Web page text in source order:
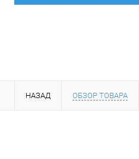
НАЗАД ОБЗОР ТОВАРА